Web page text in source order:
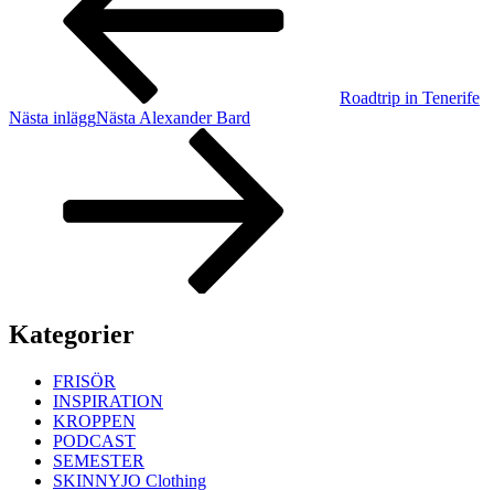
Roadtrip in Tenerife
Nästa inläggNästa Alexander Bard
Kategorier
FRISÖR
INSPIRATION
KROPPEN
PODCAST
SEMESTER
SKINNYJO Clothing